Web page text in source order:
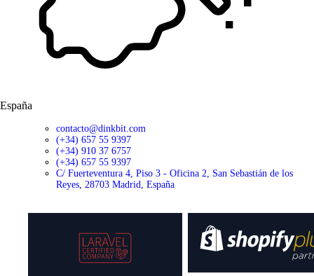
España
contacto@dinkbit.com
(+34) 657 55 9397
(+34) 910 37 6757
(+34) 657 55 9397
C/ Fuerteventura 4, Piso 3 - Oficina 2, San Sebastián de los
Reyes, 28703 Madrid, España